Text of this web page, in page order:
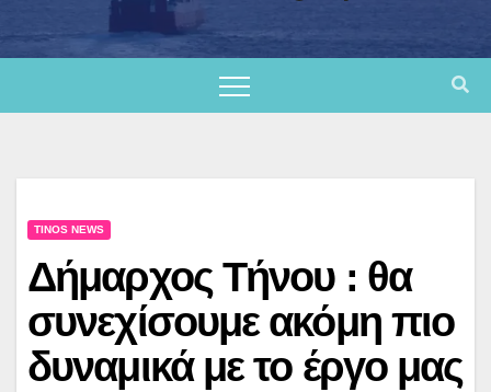
TINOS NEWS
Δήμαρχος Τήνου : θα
συνεχίσουμε ακόμη πιο
δυναμικά με το έργο μας